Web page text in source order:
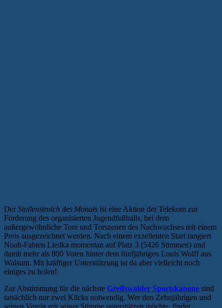
Der Stollenstrolch des Monats ist eine Aktion der Telekom zur
Förderung des organisierten Jugendfußballs, bei dem
außergewöhnliche Tore und Torszenen des Nachwuchses mit einem
Preis ausgezeichnet werden. Nach einem exzellenten Start rangiert
Noah-Fabien Liedka momentan auf Platz 3 (5426 Stimmen) und
damit mehr als 800 Voten hinter dem fünfjährigen Louis Wolff aus
Walsum. Mit kräftiger Unterstützung ist da aber vielleicht noch
einiges zu holen!
Zur Abstimmung für die nächste Greifswalder Sportskanone sind
tatsächlich nur zwei Klicks notwendig. Wer den Zehnjährigen und
seinen Verein mit seiner Stimme unterstützen möchte, findet